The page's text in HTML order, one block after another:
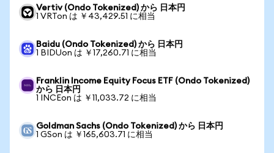
Vertiv (Ondo Tokenized) から 日本円
1 VRTon は ￥43,429.51 に相当
Baidu (Ondo Tokenized) から 日本円
1 BIDUon は ￥17,260.71 に相当
Franklin Income Equity Focus ETF (Ondo Tokenized)
から 日本円
1 INCEon は ￥11,033.72 に相当
Goldman Sachs (Ondo Tokenized) から 日本円
1 GSon は ￥165,603.71 に相当